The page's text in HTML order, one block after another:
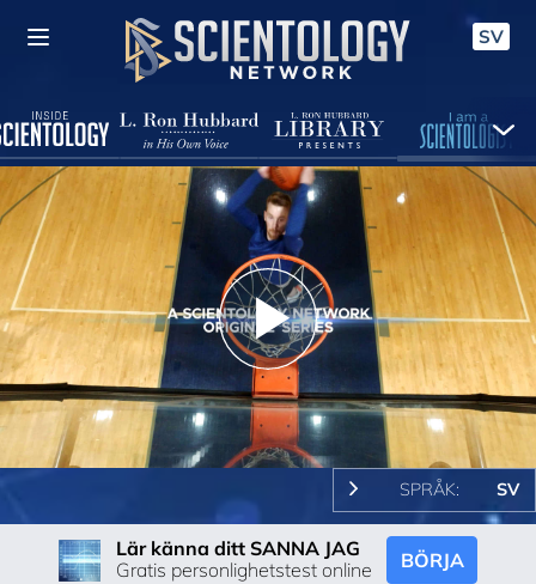
SV
Play
Video
SPRÅK: SV
Lär känna ditt SANNA JAG
Gratis personlighetstest online
BÖRJA